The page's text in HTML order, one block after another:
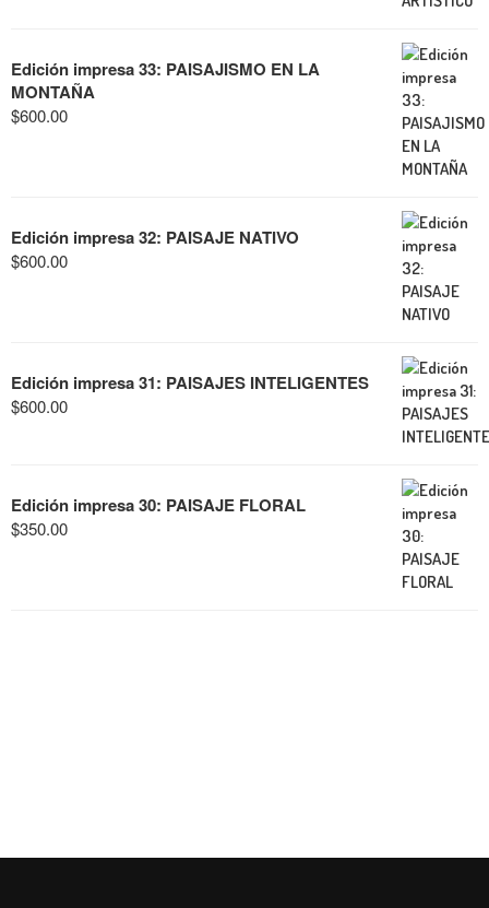
Edición impresa 33: PAISAJISMO EN LA
MONTAÑA
$600.00
Edición impresa 32: PAISAJE NATIVO
$600.00
Edición impresa 31: PAISAJES INTELIGENTES
$600.00
Edición impresa 30: PAISAJE FLORAL
$350.00